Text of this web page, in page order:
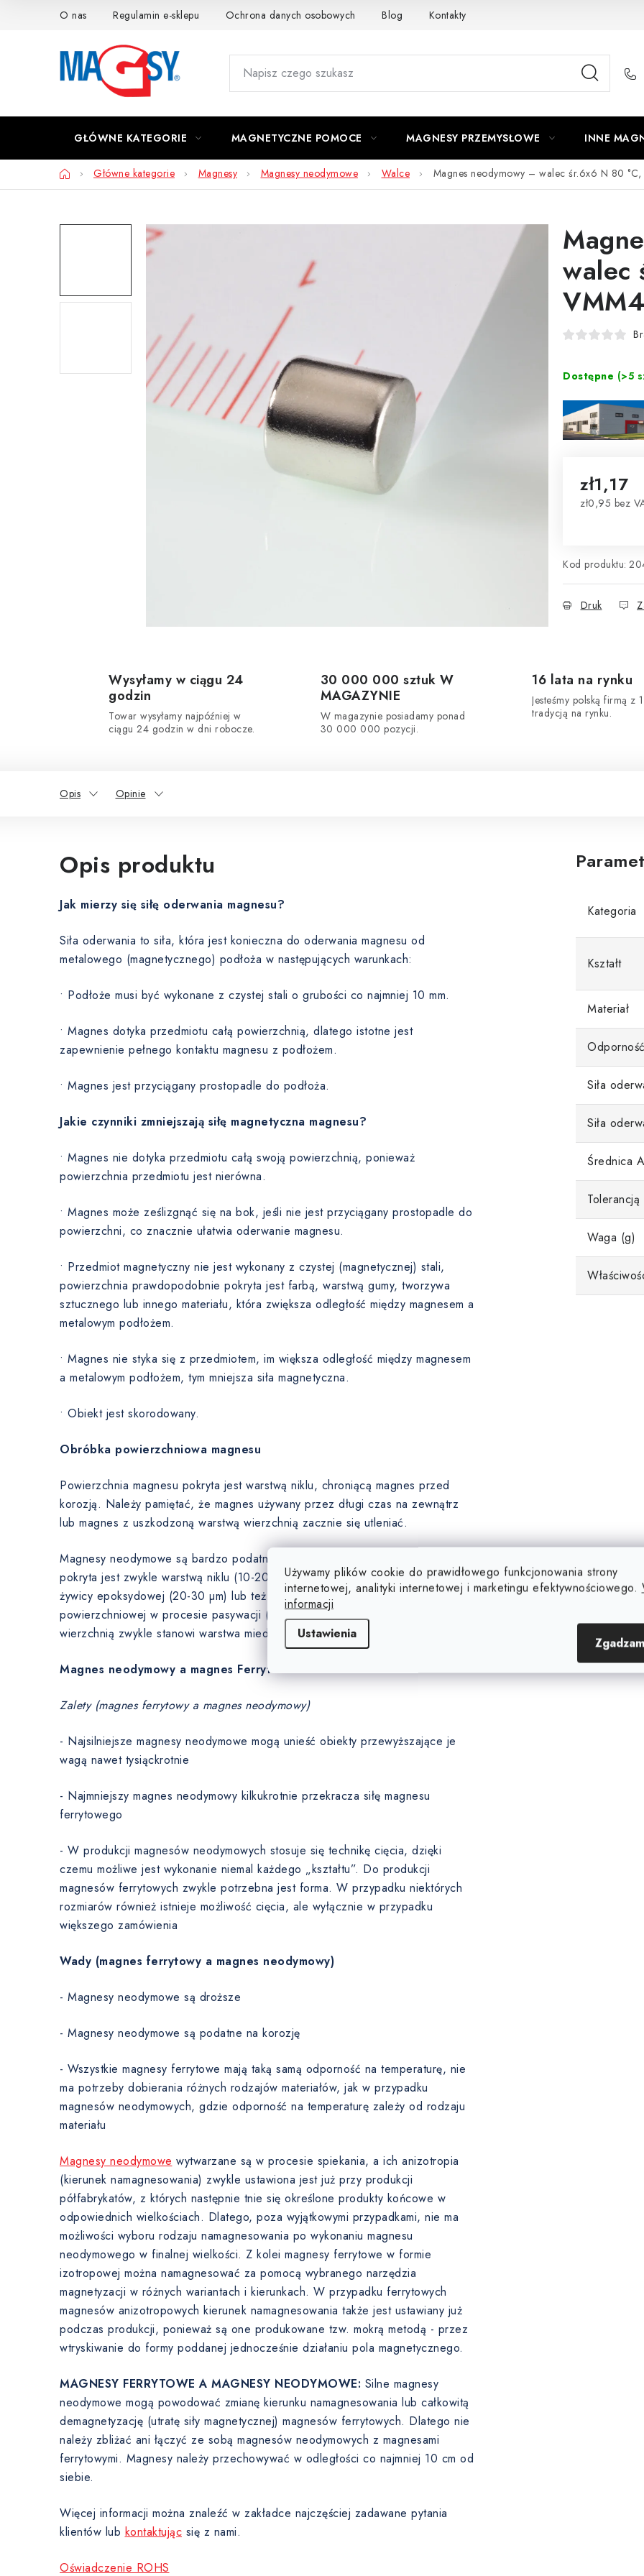
Używamy plików cookie do prawidłowego funkcjonowania strony
internetowej, analityki internetowej i marketingu efektywnościowego.
informacji
Ustawienia
O nas Regulamin e-sklepu Ochrona danych osobowych Blog Kontakty
GŁÓWNE KATEGORIE MAGNETYCZNE POMOCE MAGNESY PRZEMYSŁOWE INNE
HomeGłówne kategorie Magnesy Magnesy neodymowe Walce Magnes neodymowy – walec śr.6x6 N 80
walec
Dostępne (>5
zł1,17
zł0,95 bez
Kod produktu:
Druk
Wysyłamy w ciągu 24
godzin
Towar wysyłamy najpóźniej w
ciągu 24 godzin w dni robocze.
30 000 000 sztuk W
MAGAZYNIE
W magazynie posiadamy ponad
30 000 000 pozycji.
16 lata na rynku
Jesteśmy polską firmą z
tradycją na rynku.
Opis Opinie
Opis produktu
Jak mierzy się siłę oderwania magnesu?
Siła oderwania to siła, która jest konieczna do oderwania magnesu od
metalowego (magnetycznego) podłoża w następujących warunkach:
• Podłoże musi być wykonane z czystej stali o grubości co najmniej 10 mm.
• Magnes dotyka przedmiotu całą powierzchnią, dlatego istotne jest
zapewnienie pełnego kontaktu magnesu z podłożem.
• Magnes jest przyciągany prostopadle do podłoża.
Jakie czynniki zmniejszają siłę magnetyczna magnesu?
• Magnes nie dotyka przedmiotu całą swoją powierzchnią, ponieważ
powierzchnia przedmiotu jest nierówna.
• Magnes może ześlizgnąć się na bok, jeśli nie jest przyciągany prostopadle do
powierzchni, co znacznie ułatwia oderwanie magnesu.
• Przedmiot magnetyczny nie jest wykonany z czystej (magnetycznej) stali,
powierzchnia prawdopodobnie pokryta jest farbą, warstwą gumy, tworzywa
sztucznego lub innego materiału, która zwiększa odległość między magnesem a
metalowym podłożem.
• Magnes nie styka się z przedmiotem, im większa odległość między magnesem
a metalowym podłożem, tym mniejsza siła magnetyczna.
• Obiekt jest skorodowany.
Obróbka powierzchniowa magnesu
Powierzchnia magnesu pokryta jest warstwą niklu, chroniącą magnes przed
korozją. Należy pamiętać, że magnes używany przez długi czas na zewnątrz
lub magnes z uszkodzoną warstwą wierzchnią zacznie się utleniać.
Magnesy neodymowe są bardzo podatne na korozję, dlatego ich powierzchnia
pokryta jest zwykle warstwą niklu (10-20 µm), cynku (5-10 µm), złota (5-10 µm),
żywicy epoksydowej (20-30 µm) lub też magnesy poddawane są obróbce
powierzchniowej w procesie pasywacji (0 µm). Warstwę pośrednią pod warstwą
wierzchnią zwykle stanowi warstwa miedzi.
Magnes neodymowy a magnes Ferryt
Zalety (magnes ferrytowy a magnes neodymowy)
- Najsilniejsze magnesy neodymowe mogą unieść obiekty przewyższające je
wagą nawet tysiąckrotnie
- Najmniejszy magnes neodymowy kilkukrotnie przekracza siłę magnesu
ferrytowego
- W produkcji magnesów neodymowych stosuje się technikę cięcia, dzięki
czemu możliwe jest wykonanie niemal każdego „kształtu”. Do produkcji
magnesów ferrytowych zwykle potrzebna jest forma. W przypadku niektórych
rozmiarów również istnieje możliwość cięcia, ale wyłącznie w przypadku
większego zamówienia
Wady (magnes ferrytowy a magnes neodymowy)
- Magnesy neodymowe są droższe
- Magnesy neodymowe są podatne na korozję
- Wszystkie magnesy ferrytowe mają taką samą odporność na temperaturę, nie
ma potrzeby dobierania różnych rodzajów materiałów, jak w przypadku
magnesów neodymowych, gdzie odporność na temperaturę zależy od rodzaju
materiału
Magnesy neodymowe wytwarzane są w procesie spiekania, a ich anizotropia
(kierunek namagnesowania) zwykle ustawiona jest już przy produkcji
półfabrykatów, z których następnie tnie się określone produkty końcowe w
odpowiednich wielkościach. Dlatego, poza wyjątkowymi przypadkami, nie ma
możliwości wyboru rodzaju namagnesowania po wykonaniu magnesu
neodymowego w finalnej wielkości. Z kolei magnesy ferrytowe w formie
izotropowej można namagnesować za pomocą wybranego narzędzia
magnetyzacji w różnych wariantach i kierunkach. W przypadku ferrytowych
magnesów anizotropowych kierunek namagnesowania także jest ustawiany już
podczas produkcji, ponieważ są one produkowane tzw. mokrą metodą - przez
wtryskiwanie do formy poddanej jednocześnie działaniu pola magnetycznego.
MAGNESY FERRYTOWE A MAGNESY NEODYMOWE: Silne magnesy
neodymowe mogą powodować zmianę kierunku namagnesowania lub całkowitą
demagnetyzację (utratę siły magnetycznej) magnesów ferrytowych. Dlatego nie
należy zbliżać ani łączyć ze sobą magnesów neodymowych z magnesami
ferrytowymi. Magnesy należy przechowywać w odległości co najmniej 10 cm od
siebie.
Więcej informacji można znaleźć w zakładce najczęściej zadawane pytania
klientów lub kontaktując się z nami.
Oświadczenie ROHS
Kategoria
Kształt
Materiał
Siła
Siła
Średnica
Waga (g)